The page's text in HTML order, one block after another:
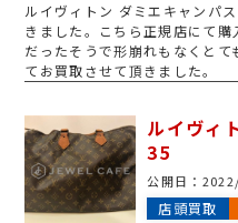
ルイヴィトン ダミエキャンパ
きました。こちら正規店にて
だったそうで形崩れもなくと
てお買取させて頂きました。
ルイヴィトン
35
公開日：
店頭買取